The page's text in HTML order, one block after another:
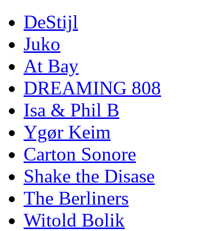
DeStijl
Juko
At Bay
DREAMING 808
Isa & Phil B
Ygør Keim
Carton Sonore
Shake the Disase
The Berliners
Witold Bolik